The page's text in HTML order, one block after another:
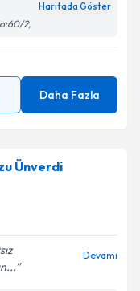
Haritada Göster
2,
Daha Fazla
Ünverdi
Devamı